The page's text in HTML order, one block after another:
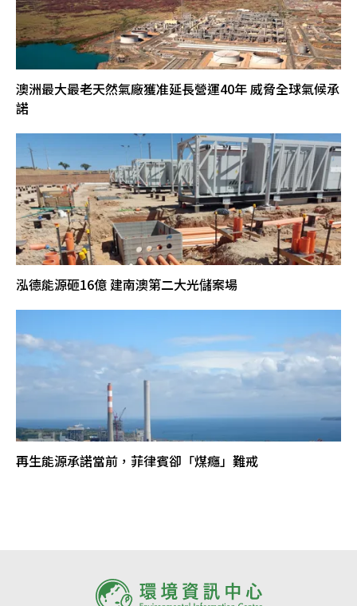
澳洲最大最老天然氣廠獲准延長營運40年 威脅全球氣候承
諾
泓德能源砸16億 建南澳第二大光儲案場
再生能源承諾當前，菲律賓卻「煤癮」難戒